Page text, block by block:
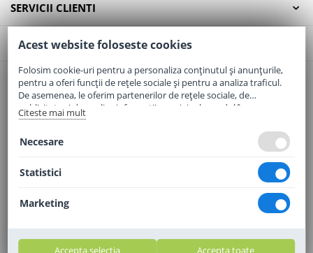
SERVICII CLIENTI
CONTACT
Email:office@elaptepraf.ro
Telefon:0745-964-449
Adresa:Sos. Borsului, Nr. 20, Oradea, Jud. Bihor
Acest website foloseste cookies
Folosim cookie-uri pentru a personaliza conținutul și anunțurile,
pentru a oferi funcții de rețele sociale și pentru a analiza traficul.
De asemenea, le oferim partenerilor de rețele sociale, de
publicitate și de analize informații cu privire la modul în care
folosiți site-ul nostru. Aceștia le pot combina cu alte informații
Citeste mai mult
Necesare
Statistici
Marketing
Accepta selectia Accepta toate